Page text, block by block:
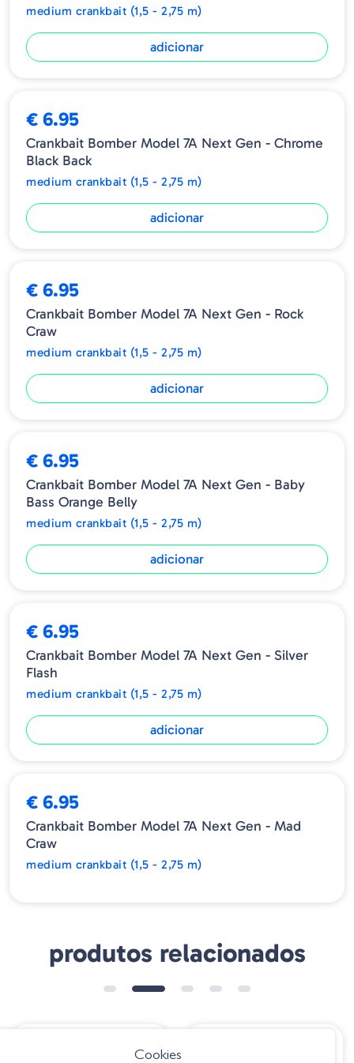
medium crankbait (1,5 - 2,75 m)
adicionar
€ 6.95
Crankbait Bomber Model 7A Next Gen - Chrome
Black Back
medium crankbait (1,5 - 2,75 m)
adicionar
€ 6.95
Crankbait Bomber Model 7A Next Gen - Rock
Craw
medium crankbait (1,5 - 2,75 m)
adicionar
€ 6.95
Crankbait Bomber Model 7A Next Gen - Baby
Bass Orange Belly
medium crankbait (1,5 - 2,75 m)
adicionar
€ 6.95
Crankbait Bomber Model 7A Next Gen - Silver
Flash
medium crankbait (1,5 - 2,75 m)
adicionar
€ 6.95
Crankbait Bomber Model 7A Next Gen - Mad
Craw
medium crankbait (1,5 - 2,75 m)
produtos relacionados
Cookies